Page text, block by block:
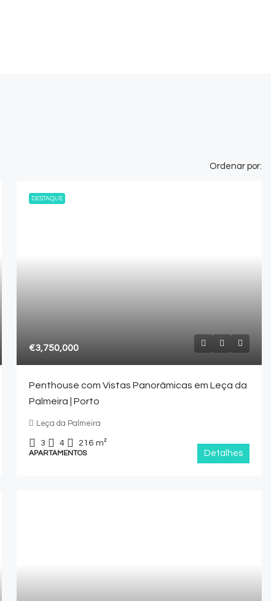
Ordenar por:
DESTAQUE
€3,750,000
Penthouse com Vistas Panorâmicas em Leça da
Palmeira | Porto
Leça da Palmeira
3 4 216 m²
APARTAMENTOS Detalhes